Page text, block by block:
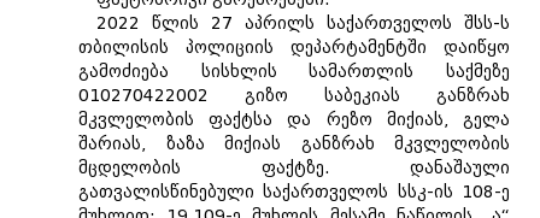
2022 წლის 27 აპრილს საქართველოს შსს-ს
თბილისის პოლიციის დეპარტამენტში დაიწყო
გამოძიება სისხლის სამართლის საქმეზე
010270422002 გიზო საბეკიას განზრახ
მკვლელობის ფაქტსა და რეზო მიქიას, გელა
შარიას, ზაზა მიქიას განზრახ მკვლელობის
მცდელობის ფაქტზე. დანაშაული
გათვალისწინებული საქართველოს სსკ-ის 108-ე